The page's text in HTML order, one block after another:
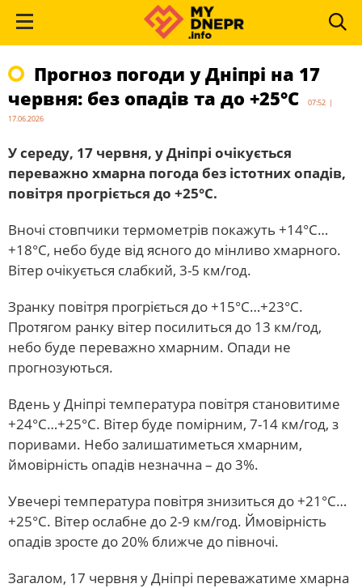
Прогноз погоди у Дніпрі на 17
червня: без опадів та до +25°С
07:52 |
17.06.2026
У середу, 17 червня, у Дніпрі очікується
переважно хмарна погода без істотних опадів,
повітря прогріється до +25°С.
Вночі стовпчики термометрів покажуть +14°С…
+18°С, небо буде від ясного до мінливо хмарного.
Вітер очікується слабкий, 3-5 км/год.
Зранку повітря прогріється до +15°С…+23°С.
Протягом ранку вітер посилиться до 13 км/год,
небо буде переважно хмарним. Опади не
прогнозуються.
Вдень у Дніпрі температура повітря становитиме
+24°С…+25°С. Вітер буде помірним, 7-14 км/год, з
поривами. Небо залишатиметься хмарним,
ймовірність опадів незначна – до 3%.
Увечері температура повітря знизиться до +21°С…
+25°С. Вітер ослабне до 2-9 км/год. Ймовірність
опадів зросте до 20% ближче до півночі.
Загалом, 17 червня у Дніпрі переважатиме хмарна